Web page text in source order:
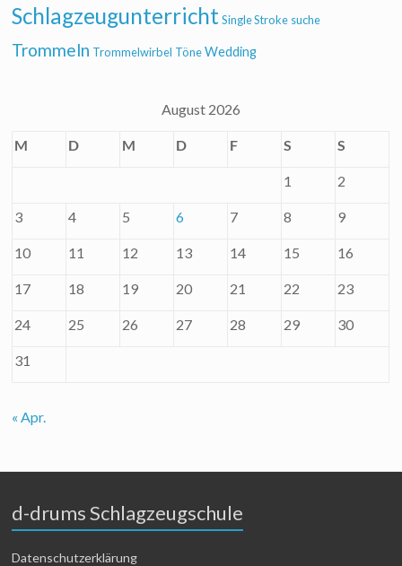
Schlagzeugunterricht Single Stroke suche
Trommeln Trommelwirbel Töne Wedding
August 2026
M D M D F S S
1 2
3 4 5 6 7 8 9
10 11 12 13 14 15 16
17 18 19 20 21 22 23
24 25 26 27 28 29 30
31
« Apr.
d-drums Schlagzeugschule
Datenschutzerklärung